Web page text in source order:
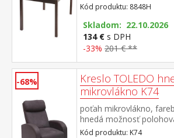
Kód produktu: 8848H
Skladom: 22.10.2026
134 € s DPH
-33% 201 € **
-68%
Kreslo TOLEDO
mikrovlákno K74
poťah mikrovlákno,
hnedá možnosť
Kód produktu: K74